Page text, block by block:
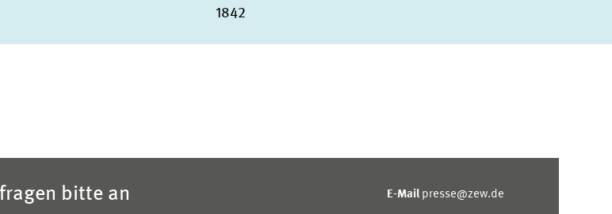
1842
bitte an E-Mail presse@zew.de